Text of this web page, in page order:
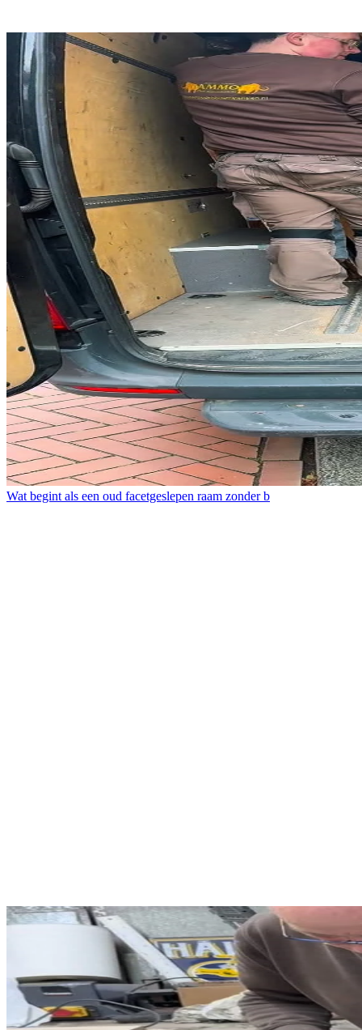
Wat begint als een oud facetgeslepen raam zonder b